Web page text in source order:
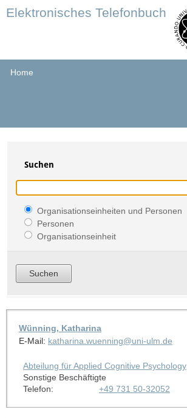
Elektronisches Telefonbuch
Home
Suchen
Organisationseinheiten und Personen
Personen
Organisationseinheit
Wünning, Katharina
E-Mail: katharina.wuenning@uni-ulm.de
Abteilung für Applied Cognitive Psychology
Sonstige Beschäftigte
Telefon:
+49 731 50-32052